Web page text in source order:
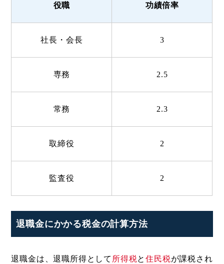
役職 功績倍率
社長・会長 3
専務 2.5
常務 2.3
取締役 2
監査役 2
退職金にかかる税金の計算方法
退職金は、退職所得として 所得税と住民税が課税され